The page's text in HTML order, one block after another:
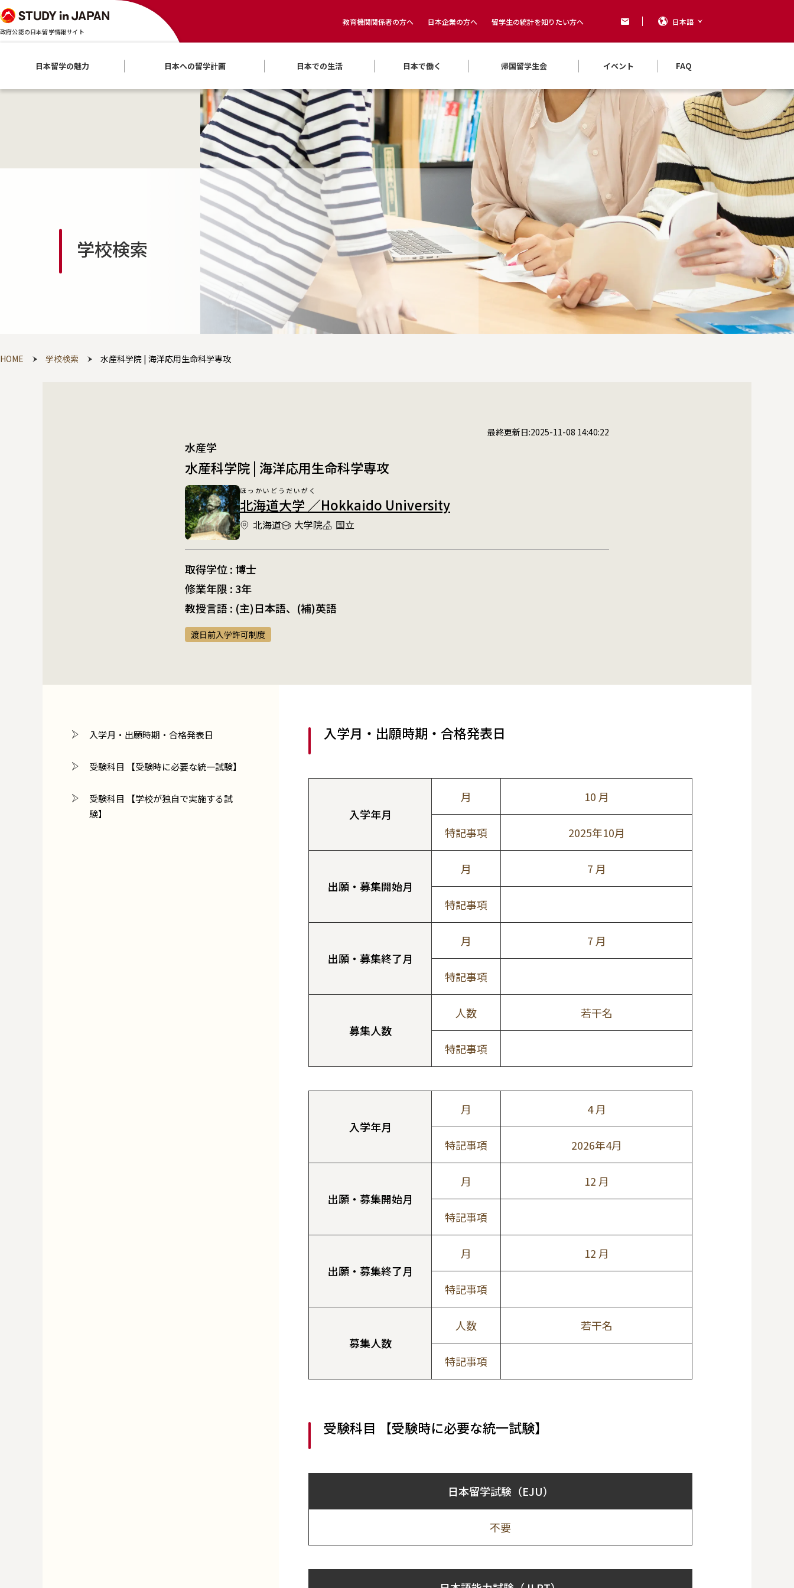
政府公認の日本留学情報サイト
教育機関関係者の方へ 日本企業の方へ 留学生の統計を知りたい方へ 日本語
日本留学の魅力 日本への留学計画 日本での生活 日本で働く 帰国留学生会 イベント FAQ
学校検索
HOME 学校検索 水産科学院 | 海洋応用生命科学専攻
最終更新日:2025-11-08 14:40:22
水産学
水産科学院 | 海洋応用生命科学専攻
ほっかいどうだいがく
北海道大学 ／Hokkaido University
北海道 大学院 国立
取得学位 : 博士
修業年限 : 3年
教授言語 : (主)日本語、(補)英語
渡日前入学許可制度
入学月・出願時期・合格発表日
受験科目 【受験時に必要な統一試験】
受験科目 【学校が独自で実施する試
験】
入学月・出願時期・合格発表日
入学年月
月 10 月
特記事項 2025年10月
出願・募集開始月
月 7 月
特記事項
出願・募集終了月
月 7 月
特記事項
募集人数
人数 若干名
特記事項
入学年月
月 4 月
特記事項 2026年4月
出願・募集開始月
月 12 月
特記事項
出願・募集終了月
月 12 月
特記事項
募集人数
人数 若干名
特記事項
受験科目 【受験時に必要な統一試験】
日本留学試験（EJU）
不要